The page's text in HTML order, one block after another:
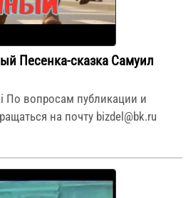
Песенка-сказка Самуил
По вопросам публикации и
на почту bizdel@bk.ru